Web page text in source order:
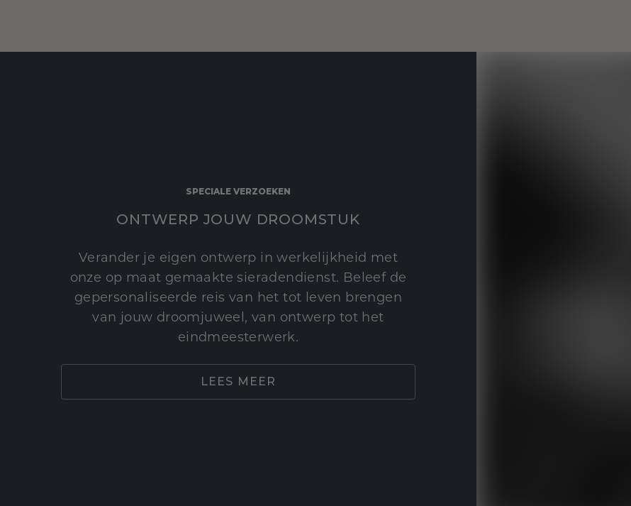
SPECIALE VERZOEKEN
ONTWERP JOUW DROOMSTUK
Verander je eigen ontwerp in werkelijkheid met
onze op maat gemaakte sieradendienst. Beleef de
gepersonaliseerde reis van het tot leven brengen
van jouw droomjuweel, van ontwerp tot het
eindmeesterwerk.
LEES MEER